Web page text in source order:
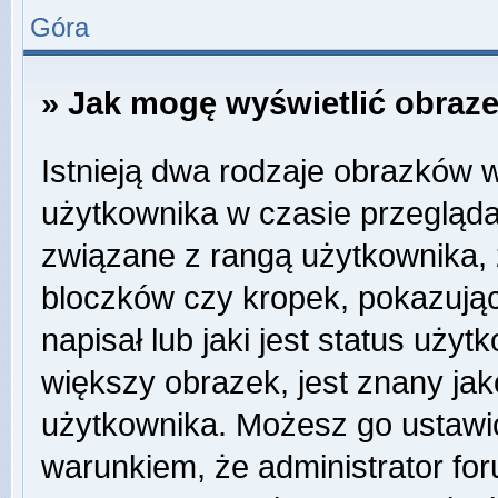
Góra
» Jak mogę wyświetlić
Istnieją dwa rodzaje obrazków
użytkownika w czasie
związane z rangą
bloczków czy kropek,
napisał lub jaki jest status
większy obrazek, jest znany
użytkownika. Możesz go
warunkiem, że administrator